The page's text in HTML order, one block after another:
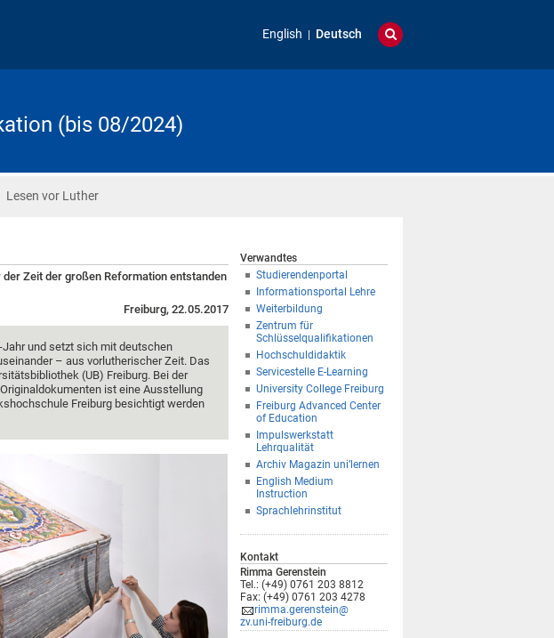
English Deutsch
(bis 08/2024)
Lesen vor Luther
Zeit der großen Reformation entstanden
Freiburg, 22.05.2017
und setzt sich mit deutschen
– aus vorlutherischer Zeit. Das
(UB) Freiburg. Bei der
ist eine Ausstellung
Freiburg besichtigt werden
Verwandtes
Studierendenportal
Informationsportal Lehre
Weiterbildung
Zentrum für
Schlüsselqualifikationen
Hochschuldidaktik
Servicestelle E-Learning
University College Freiburg
Freiburg Advanced Center
of Education
Impulswerkstatt
Lehrqualität
Archiv Magazin uni’lernen
English Medium
Instruction
Sprachlehrinstitut
Kontakt
Rimma Gerenstein
Tel.: (+49) 0761 203 8812
Fax: (+49) 0761 203 4278
rimma.gerenstein@
zv.uni-freiburg.de